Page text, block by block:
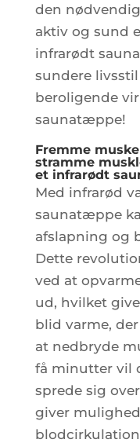
den
aktiv og sund
infrarødt
sundere
beroligende
saunatæppe!
Fremme
stramme
et infrarødt
Med infrarød
saunatæppe
afslapning og
Dette
ved at
ud, hvilket
blid varme,
at nedbryde
få minutter vil
sprede sig
giver